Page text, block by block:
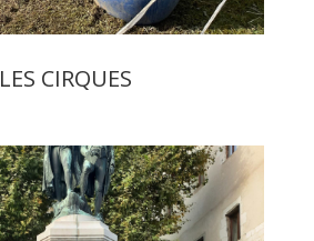
LES CIRQUES